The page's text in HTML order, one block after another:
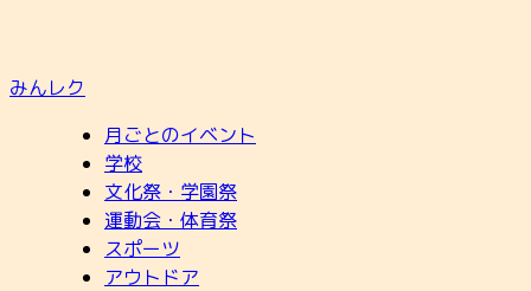
みんレク
月ごとのイベント
学校
文化祭・学園祭
運動会・体育祭
スポーツ
アウトドア